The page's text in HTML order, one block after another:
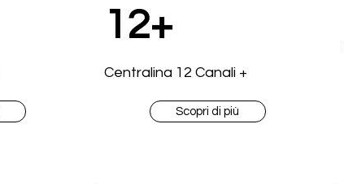
12+
Centralina 12 Canali +
Scopri di più